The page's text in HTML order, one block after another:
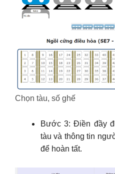
Chọn tàu, số ghế
Bước 3: Điền đầy
tàu và thông tin
để hoàn tất.